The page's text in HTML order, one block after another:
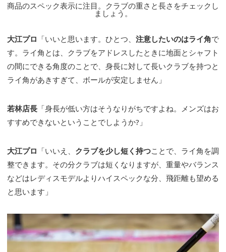
商品のスペック表示に注目。クラブの重さと長さをチェックし
ましょう。
大江プロ 「いいと思います。ひとつ、 注意したいのはライ角で
す。ライ角とは、クラブをアドレスしたときに地面とシャフト
の間にできる角度のことで、身長に対して長いクラブを持つと
ライ角があきすぎて、ボールが安定しません」
若林店長 「身長が低い方はそうなりがちですよね。メンズはお
すすめできないということでしようか?」
大江プロ 「いいえ、 クラブを少し短く持つことで、ライ角を調
整できます。その分クラブは短くなりますが、重量やバランス
などはレディスモデルよりハイスペックな分、飛距離も望める
と思います」